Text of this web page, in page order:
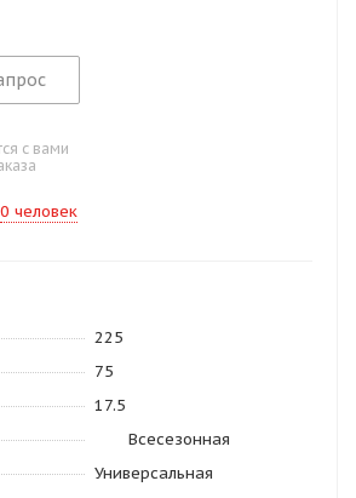
с вами
0 человек
225
75
17.5
Всесезонная
Универсальная